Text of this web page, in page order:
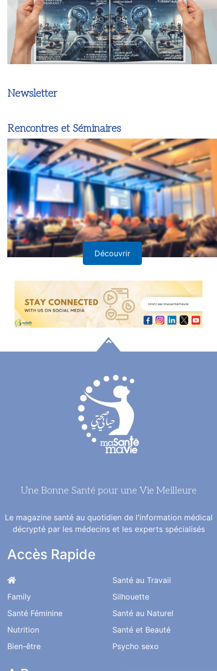
Newsletter
Rencontres et Séminaires
Découvrir
Une Bonne Santé pour une Vie Meilleure
Le magazine santé au quotidien de l'information médical
décrypté par les médecins et les experts spécialisés
Accès Rapide
Family
Santé Féminine
Nutrition
Bien-être
Santé au Travail
Silhouette
Santé au Naturel
Santé et Beauté
Psycho sexo